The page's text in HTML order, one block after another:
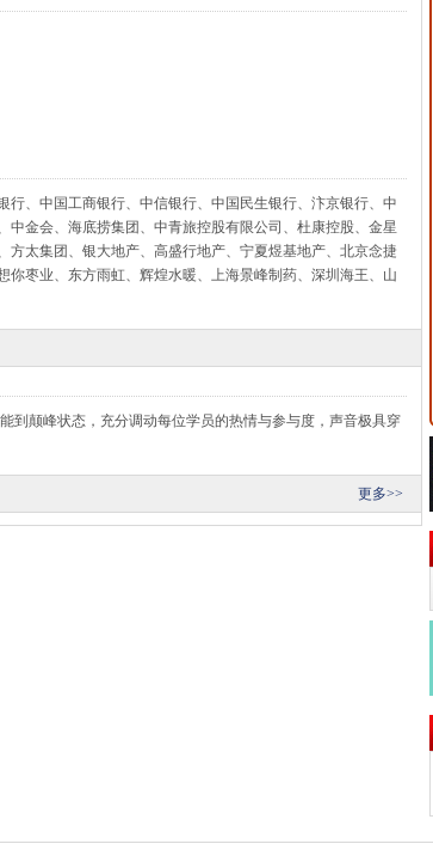
、中国工商银行、中信银行、中国民生银行、汴京银行、中
金会、海底捞集团、中青旅控股有限公司、杜康控股、金星
太集团、银大地产、高盛行地产、宁夏煜基地产、北京念捷
枣业、东方雨虹、辉煌水暖、上海景峰制药、深圳海王、山
到颠峰状态，充分调动每位学员的热情与参与度，声音极具穿
更多>>